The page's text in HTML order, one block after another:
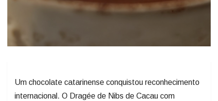
Um chocolate catarinense conquistou reconhecimento
internacional. O Dragée de Nibs de Cacau com